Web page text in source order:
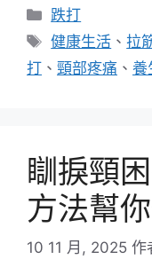
分
類
跌打
標
籤
健康生活 、 拉
打 、 頸部疼痛 、 養
瞓捩頸
方法幫
10 11 月, 2025 作